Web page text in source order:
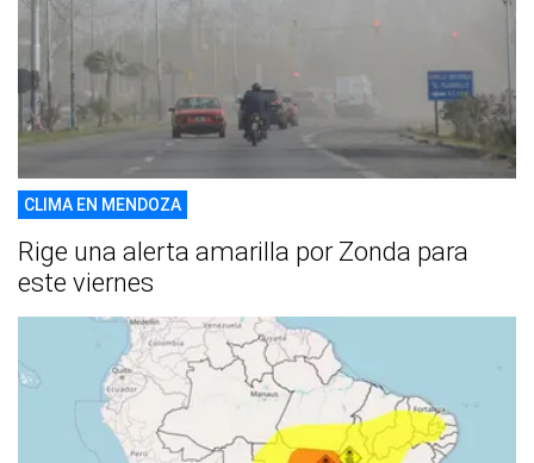
CLIMA EN MENDOZA
Rige una alerta amarilla por Zonda para
este viernes